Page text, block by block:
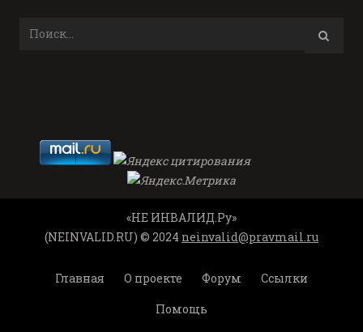
«НЕ ИНВАЛИД.Ру»
(NEINVALID.RU) © 2024 neinvalid@pravmail.ru
Главная О проекте Форум
Ссылки
Помощь